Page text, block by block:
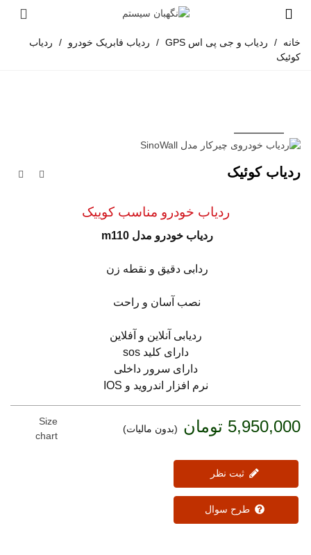
خانه / ردیاب و جی پی اس GPS / ردیاب فابریک خودرو /
ردیاب
کوئیک
ردیاب کوئیک
ردیاب خودرو مناسب کوییک
ردیاب خودرو مدل m110
ردابی دقیق و نقطه زن
نصب آسان و راحت
ردیابی آنلاین و آفلاین
دارای کلید sos
دارای سرور داخلی
نرم افزار اندروید و IOS
5,950,000 تومان (بدون مالیات)
ثبت نظر
طرح سوال
Size
chart